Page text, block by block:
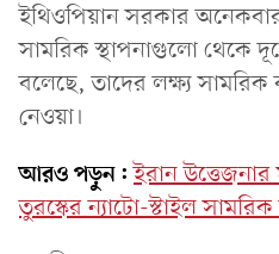
ইথিওপিয়ান সরকার
সামরিক স্থাপনাগুলো থেকে
বলেছে, তাদের লক্ষ্য সামরিক
নেওয়া।
আরও পড়ুন: ইরান
তুরস্কের ন্যাটো-স্টাইল সামরিক